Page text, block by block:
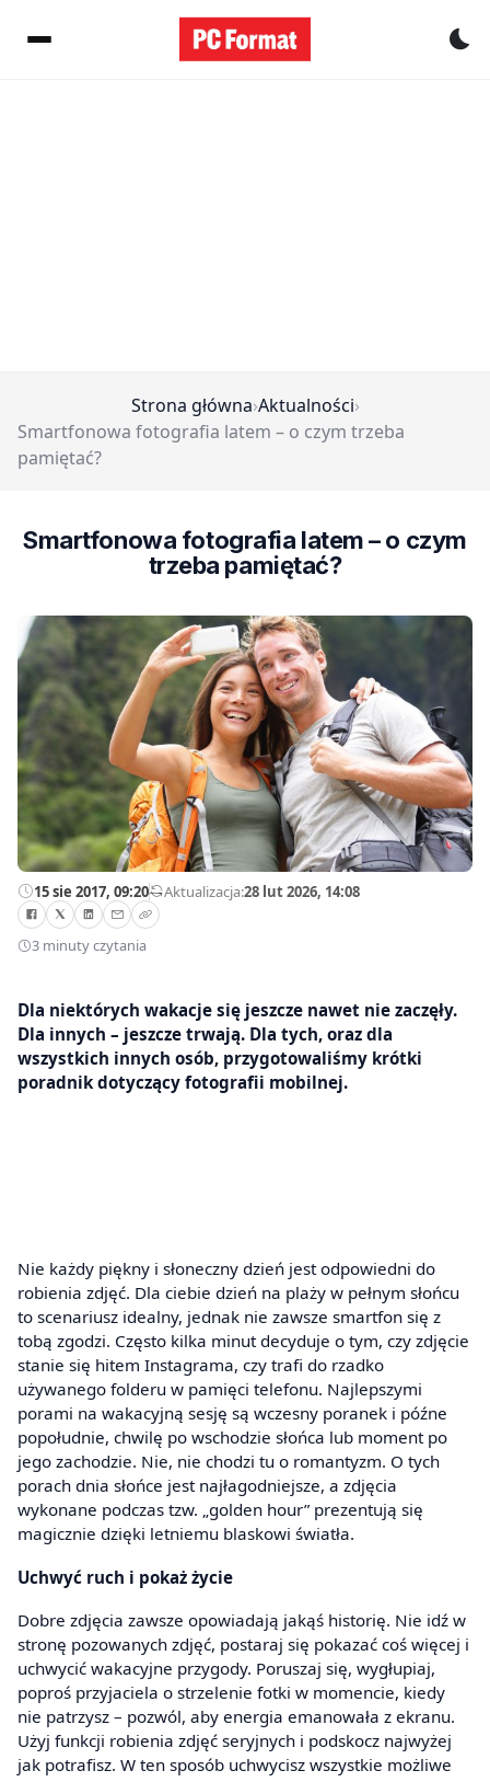
Strona główna›Aktualności›
Smartfonowa fotografia latem – o czym trzeba
pamiętać?
Smartfonowa fotografia latem – o czym
trzeba pamiętać?
15 sie 2017, 09:20—Aktualizacja:28 lut 2026, 14:08
3 minuty czytania
Dla niektórych wakacje się jeszcze nawet nie zaczęły.
Dla innych – jeszcze trwają. Dla tych, oraz dla
wszystkich innych osób, przygotowaliśmy krótki
poradnik dotyczący fotografii mobilnej.
Nie każdy piękny i słoneczny dzień jest odpowiedni do
robienia zdjęć. Dla ciebie dzień na plaży w pełnym słońcu
to scenariusz idealny, jednak nie zawsze smartfon się z
tobą zgodzi. Często kilka minut decyduje o tym, czy zdjęcie
stanie się hitem Instagrama, czy trafi do rzadko
używanego folderu w pamięci telefonu. Najlepszymi
porami na wakacyjną sesję są wczesny poranek i późne
popołudnie, chwilę po wschodzie słońca lub moment po
jego zachodzie. Nie, nie chodzi tu o romantyzm. O tych
porach dnia słońce jest najłagodniejsze, a zdjęcia
wykonane podczas tzw. „golden hour” prezentują się
magicznie dzięki letniemu blaskowi światła.
Uchwyć ruch i pokaż życie
Dobre zdjęcia zawsze opowiadają jakąś historię. Nie idź w
stronę pozowanych zdjęć, postaraj się pokazać coś więcej i
uchwycić wakacyjne przygody. Poruszaj się, wygłupiaj,
poproś przyjaciela o strzelenie fotki w momencie, kiedy
nie patrzysz – pozwól, aby energia emanowała z ekranu.
Użyj funkcji robienia zdjęć seryjnych i podskocz najwyżej
jak potrafisz. W ten sposób uchwycisz wszystkie możliwe